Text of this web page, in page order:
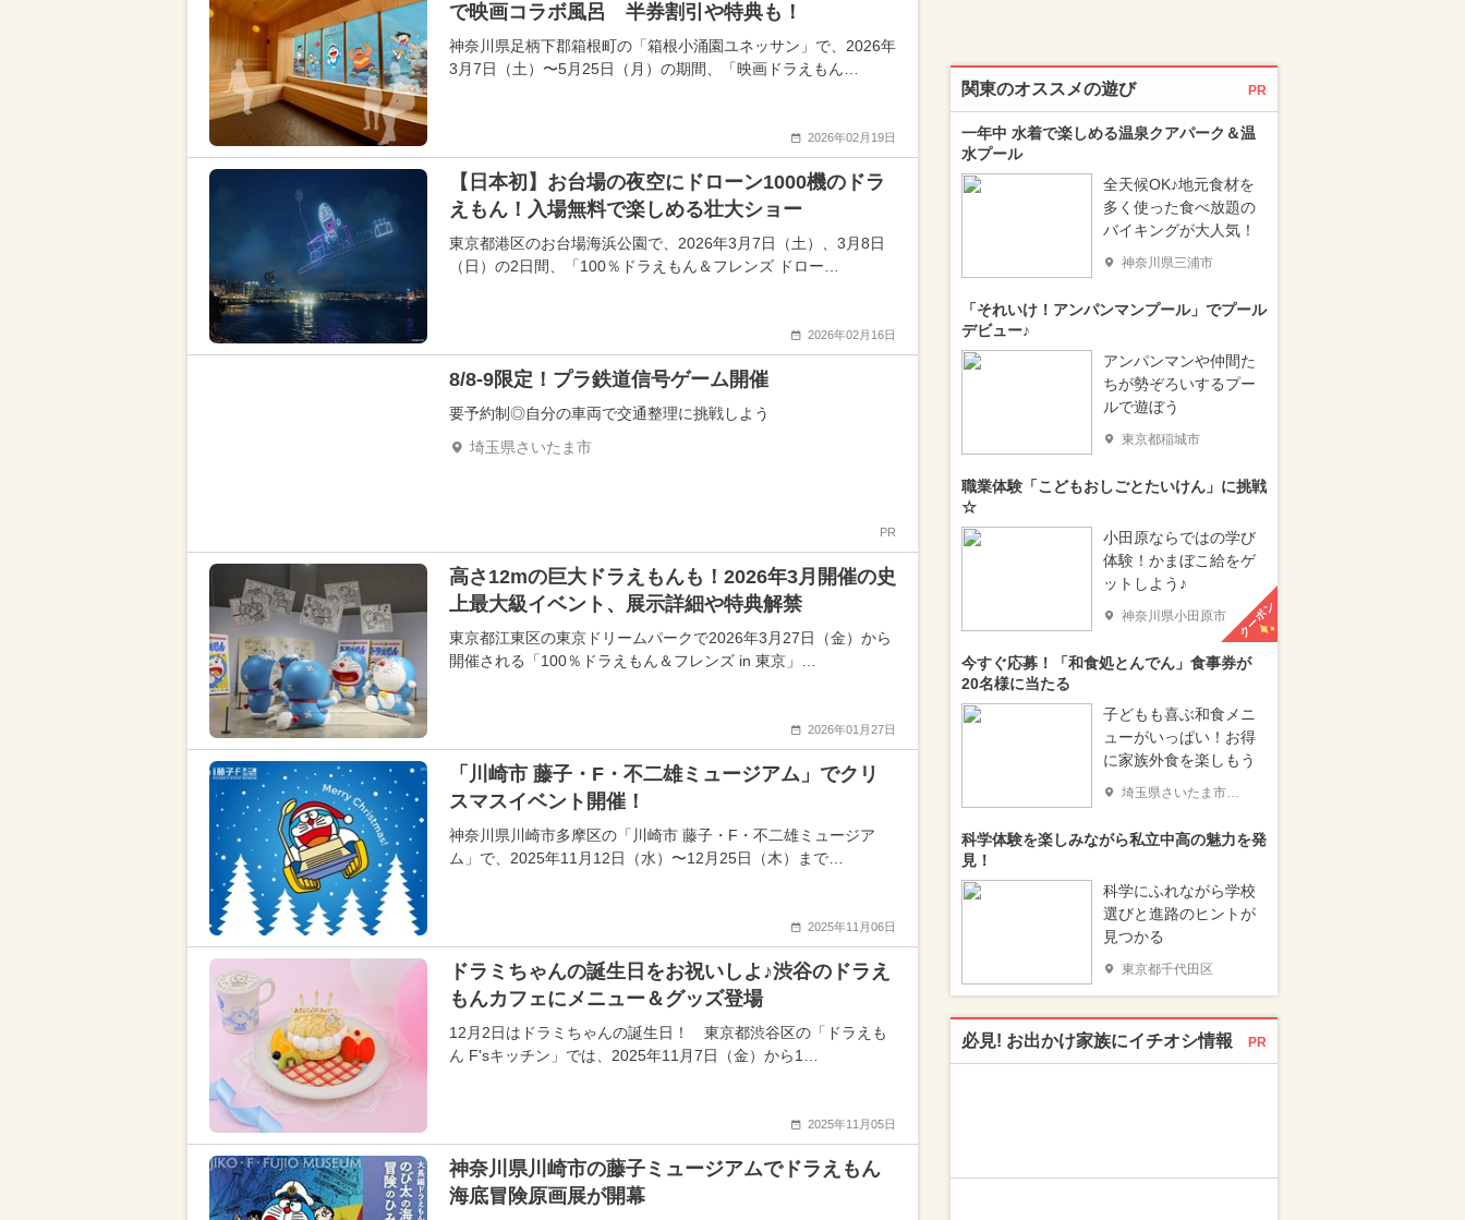
で映画コラボ風呂 半券割引や特典も！
神奈川県足柄下郡箱根町の「箱根小涌園ユネッサン」で、2026年
3月7日（土）〜5月25日（月）の期間、「映画ドラえもん…
2026年02月19日
【日本初】お台場の夜空にドローン1000機のドラ
えもん！入場無料で楽しめる壮大ショー
東京都港区のお台場海浜公園で、2026年3月7日（土）、3月8日
（日）の2日間、「100％ドラえもん＆フレンズ ドロー…
2026年02月16日
8/8-9限定！プラ鉄道信号ゲーム開催
要予約制◎自分の車両で交通整理に挑戦しよう
埼玉県さいたま市
PR
高さ12mの巨大ドラえもんも！2026年3月開催の史
上最大級イベント、展示詳細や特典解禁
東京都江東区の東京ドリームパークで2026年3月27日（金）から
開催される「100％ドラえもん＆フレンズ in 東京」…
2026年01月27日
「川崎市 藤子・F・不二雄ミュージアム」でクリ
スマスイベント開催！
神奈川県川崎市多摩区の「川崎市 藤子・F・不二雄ミュージア
ム」で、2025年11月12日（水）〜12月25日（木）まで…
2025年11月06日
ドラミちゃんの誕生日をお祝いしよ♪渋谷のドラえ
もんカフェにメニュー＆グッズ登場
12月2日はドラミちゃんの誕生日！ 東京都渋谷区の「ドラえも
ん F'sキッチン」では、2025年11月7日（金）から1…
2025年11月05日
神奈川県川崎市の藤子ミュージアムでドラえもん
海底冒険原画展が開幕
関東のオススメの遊び PR
一年中 水着で楽しめる温泉クアパーク＆温
水プール
全天候OK♪地元食材を
多く使った食べ放題の
バイキングが大人気！
神奈川県三浦市
「それいけ！アンパンマンプール」でプール
デビュー♪
アンパンマンや仲間た
ちが勢ぞろいするプー
ルで遊ぼう
東京都稲城市
職業体験「こどもおしごとたいけん」に挑戦
☆
小田原ならではの学び
体験！かまぼこ給をゲ
ットしよう♪
神奈川県小田原市 クーポン
今すぐ応募！「和食処とんでん」食事券が
20名様に当たる
子どもも喜ぶ和食メニ
ューがいっぱい！お得
に家族外食を楽しもう
埼玉県さいたま市南区
科学体験を楽しみながら私立中高の魅力を発
見！
科学にふれながら学校
選びと進路のヒントが
見つかる
東京都千代田区
必見! お出かけ家族にイチオシ情報 PR